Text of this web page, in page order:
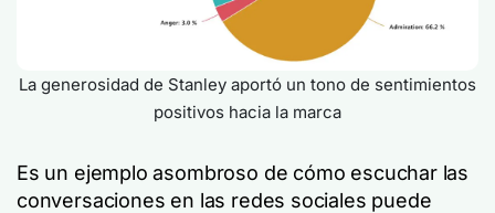
La generosidad de Stanley aportó un tono de sentimientos
positivos hacia la marca
Es un ejemplo asombroso de cómo escuchar las
conversaciones en las redes sociales puede